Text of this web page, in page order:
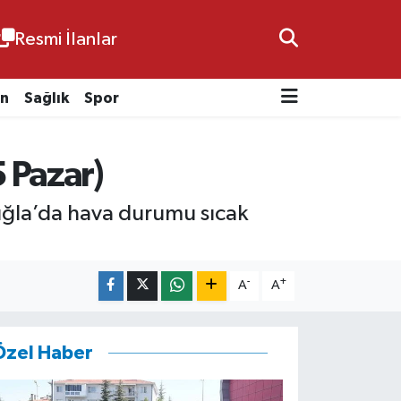
Resmi İlanlar
Sağlık Spor
hava durumu sıcak
A- A+
Haber